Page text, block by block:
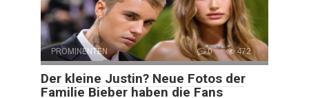
PROMINENTEN 0 472
Der kleine Justin? Neue Fotos der
Familie Bieber haben die Fans